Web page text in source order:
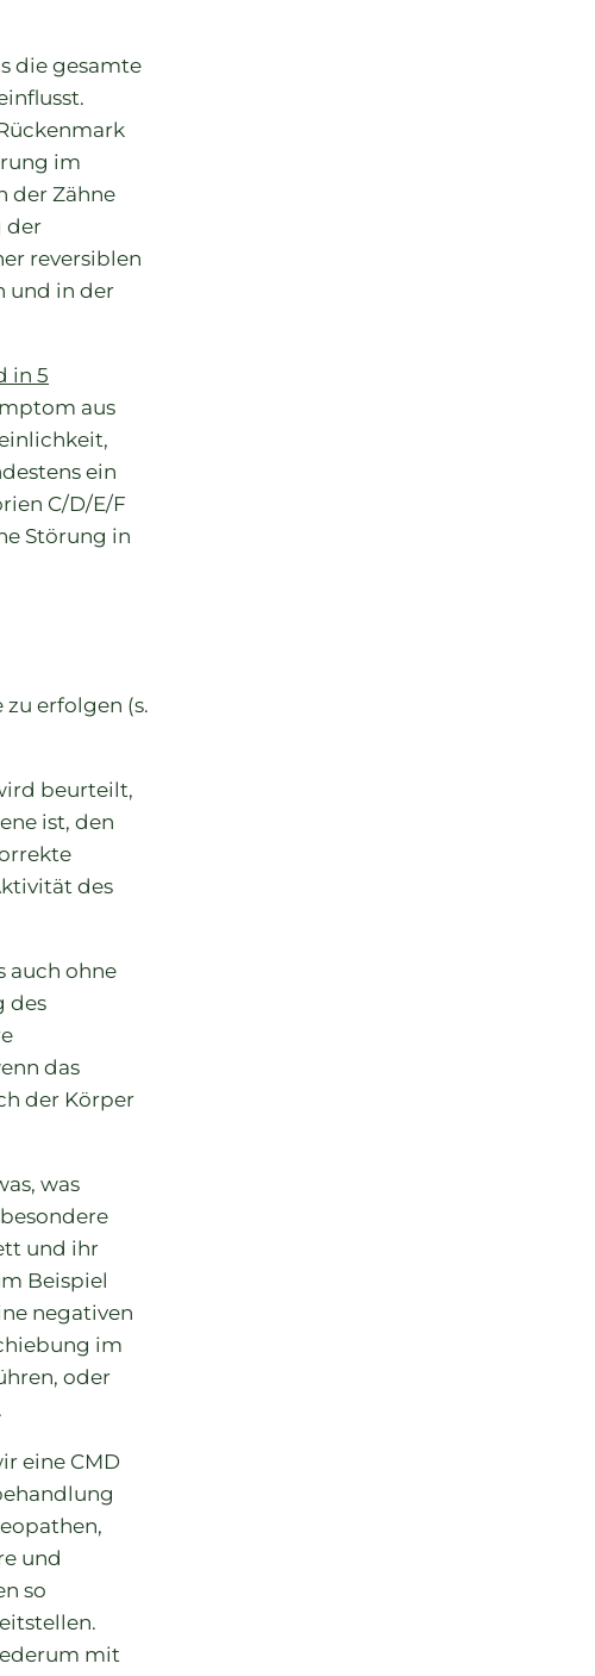
die gesamte
im
der Zähne
der
reversiblen
und in der
in 5
aus
ein
C/D/E/F
Störung in
erfolgen (s.
beurteilt,
ist, den
des
auch ohne
des
das
der Körper
was
und ihr
Beispiel
negativen
im
oder
eine CMD
und
so
mit